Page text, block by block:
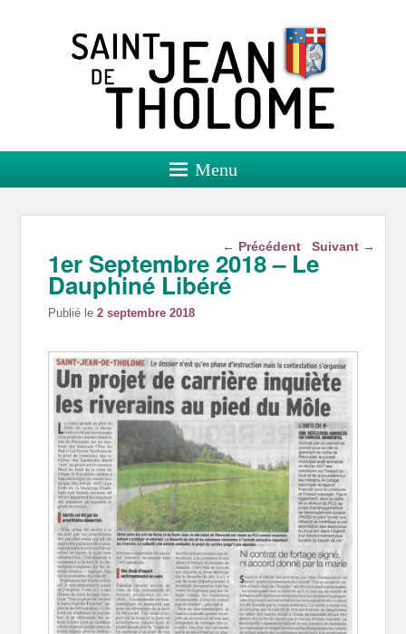
Saint Jean de Tholome
Site officiel
Menu
Navigation dans les
← Précédent Suivant →
1er Septembre 2018 – Le
Dauphiné Libéré
Publié le2 septembre 2018